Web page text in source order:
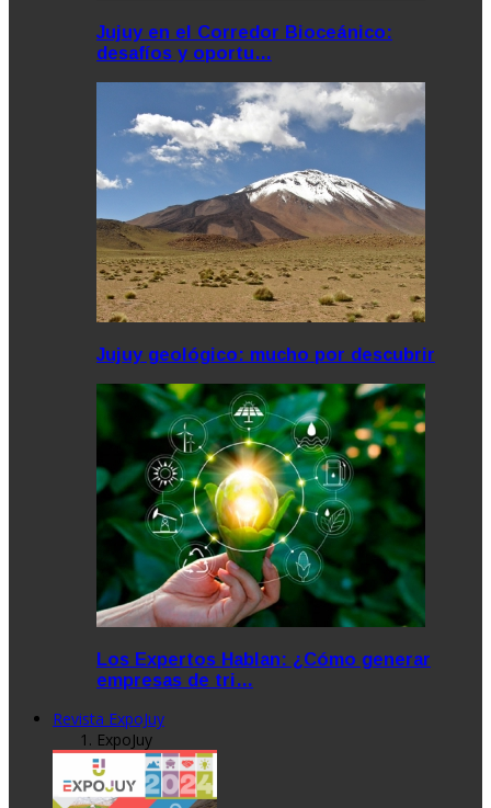
Jujuy en el Corredor Bioceánico:
desafíos y oportu…
Jujuy geológico: mucho por descubrir
Los Expertos Hablan: ¿Cómo generar
empresas de tri…
Revista ExpoJuy
ExpoJuy